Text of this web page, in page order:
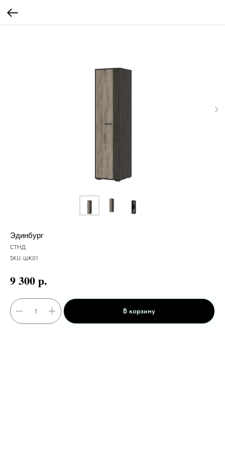
Эдинбург
СТНД
SKU: ШК01
9 300р.
В корзину